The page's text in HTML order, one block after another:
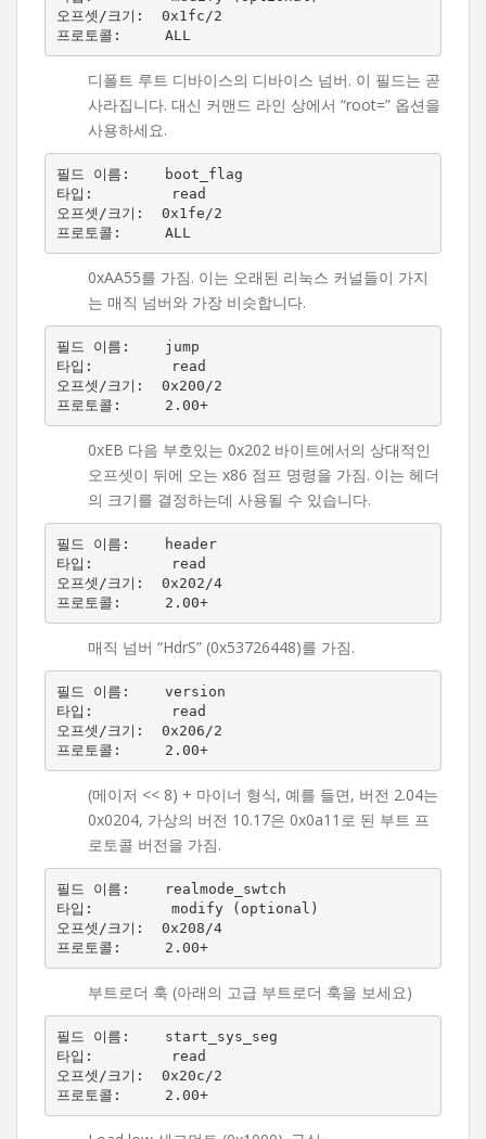
오프셋/크기:  0x1fc/2
디폴트 루트 디바이스의 디바이스 넘버. 이 필드는 곧
사라집니다. 대신 커맨드 라인 상에서 “root=” 옵션을
사용하세요.
필드 이름:    boot_flag
타입:         read
오프셋/크기:  0x1fe/2
0xAA55를 가짐. 이는 오래된 리눅스 커널들이 가지
는 매직 넘버와 가장 비슷합니다.
필드 이름:    jump
타입:         read
오프셋/크기:  0x200/2
프로토콜:     2.00+
0xEB 다음 부호있는 0x202 바이트에서의 상대적인
오프셋이 뒤에 오는 x86 점프 명령을 가짐. 이는 헤더
의 크기를 결정하는데 사용될 수 있습니다.
필드 이름:    header
타입:         read
오프셋/크기:  0x202/4
프로토콜:     2.00+
매직 넘버 “HdrS” (0x53726448)를 가짐.
필드 이름:    version
타입:         read
오프셋/크기:  0x206/2
프로토콜:     2.00+
(메이저 << 8) + 마이너 형식, 예를 들면, 버전 2.04는
0x0204, 가상의 버전 10.17은 0x0a11로 된 부트 프
로토콜 버전을 가짐.
필드 이름:    realmode_swtch
타입:         modify (optional)
오프셋/크기:  0x208/4
프로토콜:     2.00+
부트로더 훅 (아래의 고급 부트로더 훅을 보세요)
필드 이름:    start_sys_seg
타입:         read
오프셋/크기:  0x20c/2
프로토콜:     2.00+